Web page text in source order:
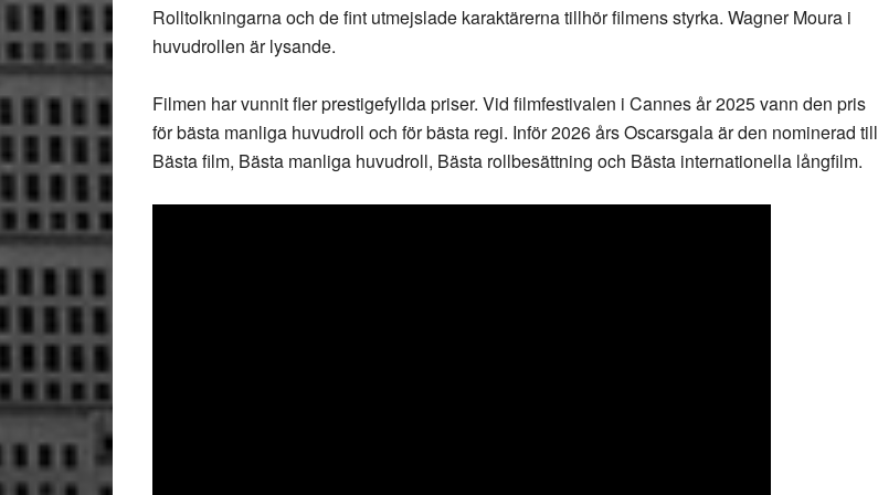
Rolltolkningarna och de fint utmejslade karaktärerna tillhör filmens styrka. Wagner Moura i
huvudrollen är lysande.
Filmen har vunnit fler prestigefyllda priser. Vid filmfestivalen i Cannes år 2025 vann den pris
för bästa manliga huvudroll och för bästa regi. Inför 2026 års Oscarsgala är den nominerad till
Bästa film, Bästa manliga huvudroll, Bästa rollbesättning och Bästa internationella långfilm.